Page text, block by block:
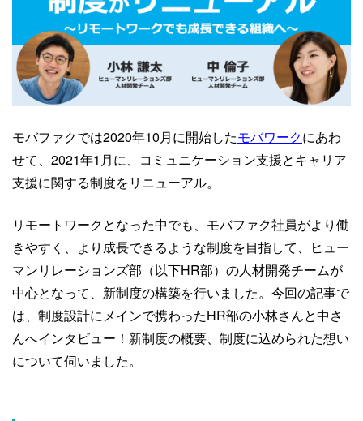
モバファクでは2020年10月に開始したモバワークにあわ
せて、2021年1月に、コミュニケーション支援とキャリア
支援に関する制度をリニューアル。
リモートワークとなった中でも、モバファク社員がより働
きやすく、より成長できるような制度を目指して、ヒュー
マンリレーションズ部（以下HR部）の人材開発チームが
中心となって、新制度の構築を行いました。 今回の記事で
は、制度設計にメインで携わったHR部の小林さんと中さ
んへインタビュー！新制度の概要、制度に込められた想い
について伺いました。